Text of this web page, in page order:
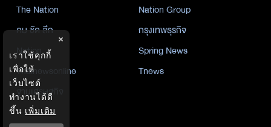
The Nation
Nation Group
คม ชัด ลึก
กรุงเทพธุรกิจ
Nation
Spring News
Thainewsonline
Tnews
ฐานเศรษฐกิจ
×
เราใช้คุกกี้
เพื่อให้
เว็บไซต์
ทำงานได้ดี
ขึ้น เพิ่มเติม